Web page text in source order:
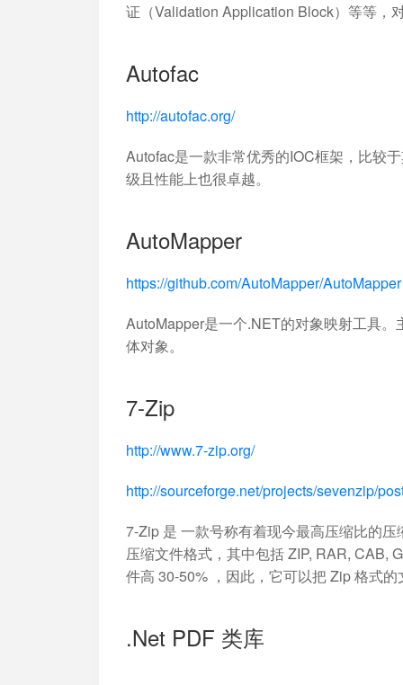
证（Validation Application Block）等等，
Autofac
http://autofac.org/
Autofac是一款非常优秀的IOC框架，比较
级且性能上也很卓越。
AutoMapper
https://github.com/AutoMapper/AutoMapper
AutoMapper是一个.NET的对象映射工具
体对象。
7-Zip
http://www.7-zip.org/
http://sourceforge.net/projects/sevenzip/
7-Zip 是 一款号称有着现今最高压缩比的
压缩文件格式，其中包括 ZIP, RAR, CAB,
件高 30-50% ，因此，它可以把 Zip 格式
.Net PDF 类库